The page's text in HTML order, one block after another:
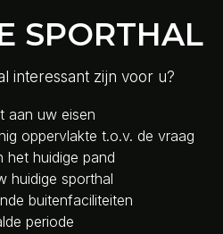
SPORTHAL
interessant zijn voor u?
aan uw eisen
oppervlakte t.o.v. de vraag
het huidige pand
huidige sporthal
buitenfaciliteiten
periode